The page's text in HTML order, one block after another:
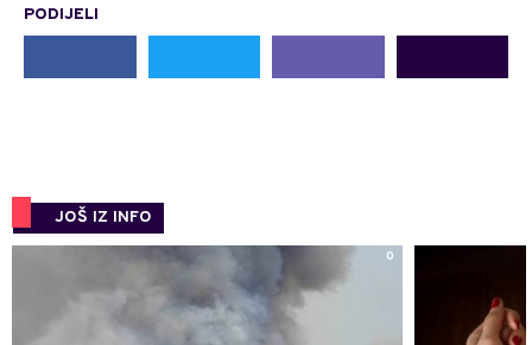
PODIJELI
JOŠ IZ INFO
0